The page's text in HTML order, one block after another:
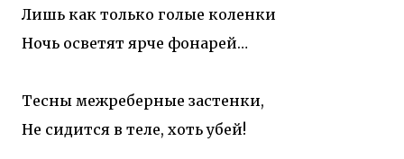
Лишь как только голые коленки
Ночь осветят ярче фонарей…
Тесны межреберные застенки,
Не сидится в теле, хоть убей!